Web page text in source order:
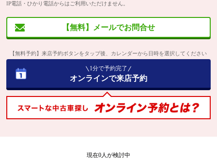
IP電話・ひかり電話からはご利用いただけません。
【無料】メールでお問合せ
【無料予約】来店予約ボタンをタップ後、カレンダーから日時を選択してください
1分で予約完了
オンラインで来店予約
現在0人が検討中